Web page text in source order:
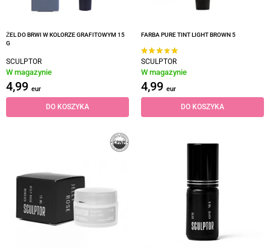
ŻEL DO BRWI W KOLORZE GRAFITOWYM 15
G
SCULPTOR
W magazynie
4,99 eur
DO KOSZYKA
FARBA PURE TINT LIGHT BROWN 5
SCULPTOR
W magazynie
4,99 eur
DO KOSZYKA